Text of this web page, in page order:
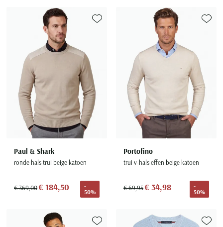
Paul & Shark
ronde hals trui beige katoen
€ 369,00€ 184,50
-
50%
Toevoegen aan favorieten
Portofino
trui v-hals effen beige katoen
€ 69,95€ 34,98
-
50%